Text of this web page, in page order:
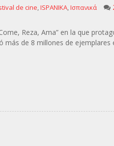
de cine,ISPANIKA,Ισπανικά
Reza, Ama” en la que
más de 8 millones de